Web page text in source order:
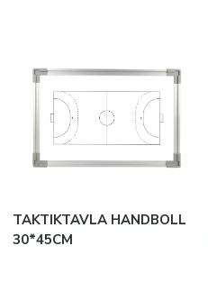
TAKTIKTAVLA HANDBOLL
30*45CM